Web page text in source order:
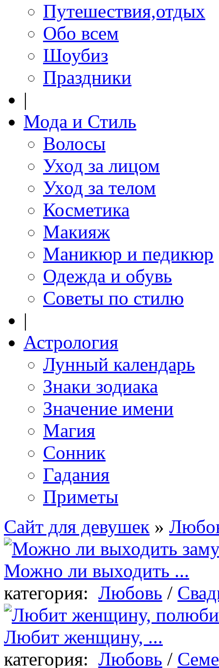
Путешествия,отдых
Обо всем
Шоубиз
Праздники
|
Мода и Стиль
Волосы
Уход за лицом
Уход за телом
Косметика
Макияж
Маникюр и педикюр
Одежда и обувь
Советы по стилю
|
Астрология
Лунный календарь
Знаки зодиака
Значение имени
Магия
Сонник
Гадания
Приметы
Сайт для девушек »
Можно ли выходить ...
категория: Любовь /
Любит женщину, ...
категория: Любовь /